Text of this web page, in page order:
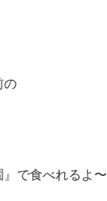
の
』で食べれるよ〜